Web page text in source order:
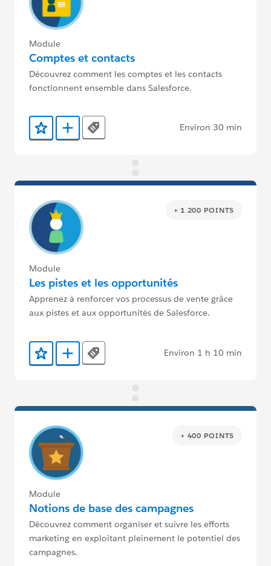
Module
Comptes et contacts
Découvrez comment les comptes et les contacts
fonctionnent ensemble dans Salesforce.
Ajouter aux favoris
Ajouter au Trailmix
Tags Environ 30 min
+ 1 200 POINTS
Module
Les pistes et les opportunités
Apprenez à renforcer vos processus de vente grâce
aux pistes et aux opportunités de Salesforce.
Ajouter aux favoris
Ajouter au Trailmix
Tags Environ 1 h 10 min
+ 400 POINTS
Module
Notions de base des campagnes
Découvrez comment organiser et suivre les efforts
marketing en exploitant pleinement le potentiel des
campagnes.